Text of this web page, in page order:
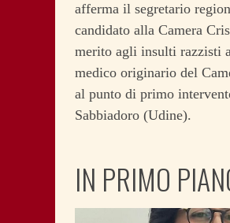
afferma il segretario
candidato alla Camera
merito agli insulti razzisti
medico originario del
al punto di primo
Sabbiadoro (Udine).
IN PRIMO